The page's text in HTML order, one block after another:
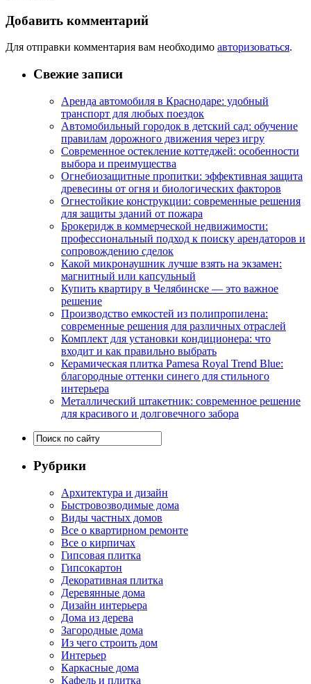
Добавить комментарий
Для отправки комментария вам необходимо авторизоваться.
Свежие записи
Аренда автомобиля в Краснодаре: удобный
транспорт для любых поездок
Автомобильный городок в детский сад: обучение
правилам дорожного движения через игру
Современное остекление коттеджей: особенности
выбора и преимущества
Огнебиозащитные пропитки: эффективная защита
древесины от огня и биологических факторов
Огнестойкие конструкции: современные решения
для защиты зданий от пожара
Брокеридж в коммерческой недвижимости:
профессиональный подход к поиску арендаторов и
сопровождению сделок
Какой микронаушник лучше взять на экзамен:
магнитный или капсульный
Купить квартиру в Челябинске — это важное
решение
Производство емкостей из полипропилена:
современные решения для различных отраслей
Комплект для установки кондиционера: что
входит и как правильно выбрать
Керамическая плитка Pamesa Royal Trend Blue:
благородные оттенки синего для стильного
интерьера
Металлический штакетник: современное решение
для красивого и долговечного забора
Рубрики
Архитектура и дизайн
Быстровозводимые дома
Виды частных домов
Все о квартирном ремонте
Все о кирпичах
Гипсовая плитка
Гипсокартон
Декоративная плитка
Деревянные дома
Дизайн интерьера
Дома из дерева
Загородные дома
Из чего строить дом
Интерьер
Каркасные дома
Кафель и плитка